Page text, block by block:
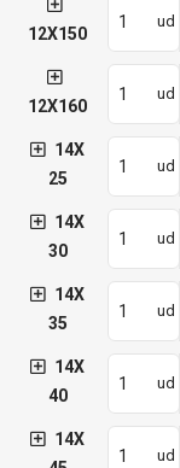
12X150
ud
12X160
ud
14X
25
ud
14X
30
ud
14X
35
ud
14X
40
ud
14X
ud